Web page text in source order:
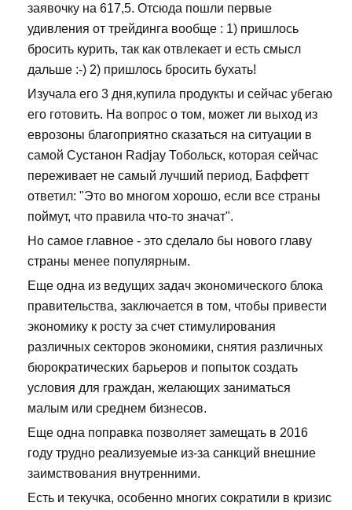
заявочку на 617,5. Отсюда пошли первые
удивления от трейдинга вообще : 1) пришлось
бросить курить, так как отвлекает и есть смысл
дальше :-) 2) пришлось бросить бухать!
Изучала его 3 дня,купила продукты и сейчас убегаю
его готовить. На вопрос о том, может ли выход из
еврозоны благоприятно сказаться на ситуации в
самой Сустанон Radjay Тобольск, которая сейчас
переживает не самый лучший период, Баффетт
ответил: "Это во многом хорошо, если все страны
поймут, что правила что-то значат".
Но самое главное - это сделало бы нового главу
страны менее популярным.
Еще одна из ведущих задач экономического блока
правительства, заключается в том, чтобы привести
экономику к росту за счет стимулирования
различных секторов экономики, снятия различных
бюрократических барьеров и попыток создать
условия для граждан, желающих заниматься
малым или среднем бизнесов.
Еще одна поправка позволяет замещать в 2016
году трудно реализуемые из-за санкций внешние
заимствования внутренними.
Есть и текучка, особенно многих сократили в кризис